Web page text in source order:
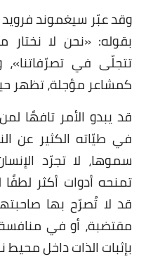
وقد عبّر سيغموند
بقوله: «نحن لا نختار
تتجلّى في تصرّفاتنا»،
كمشاعر مؤجلة، تظهر
قد يبدو الأمر تافهًا
في طيّاته الكثير عن
سموها، لا تجرّد
تمنحه أدوات أكثر لطفًا
قد لا تُصرّح بها
مقتضبة، أو في
بإثبات الذات داخل